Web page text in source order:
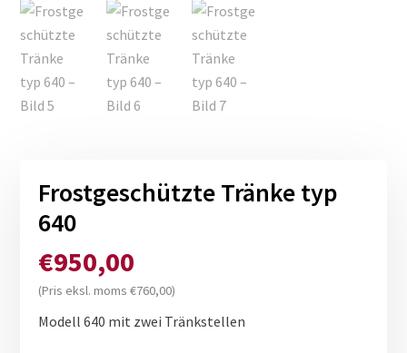
Frostgeschützte Tränke typ
640
€950,00
(Pris eksl. moms€760,00)
Modell 640 mit zwei Tränkstellen